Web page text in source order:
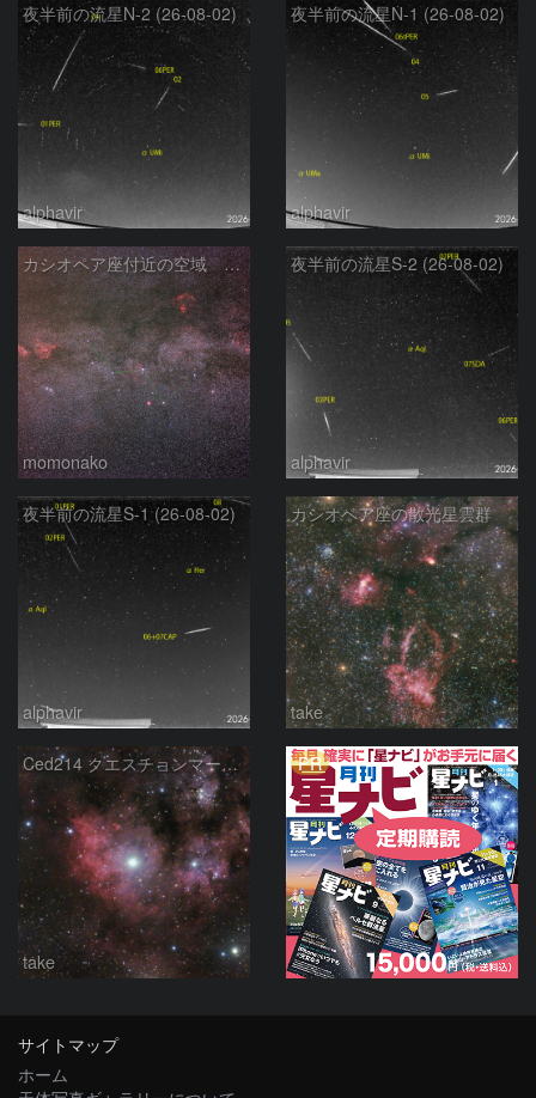
夜半前の流星N-2 (26-08-02)
alphavir
夜半前の流星N-1 (26-08-02)
alphavir
カシオペア座付近の空域 260720
momonako
夜半前の流星S-2 (26-08-02)
alphavir
夜半前の流星S-1 (26-08-02)
alphavir
カシオペア座の散光星雲群
take
Ced214 クエスチョンマーク星雲の“心臓部”
take
PR
サイトマップ
ホーム